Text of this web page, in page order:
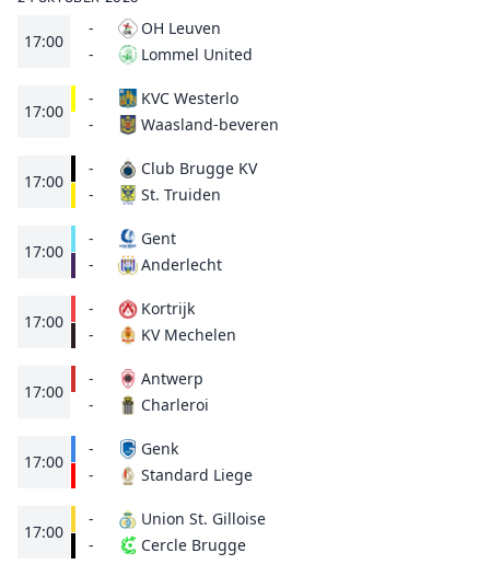
17:00
-
-
OH Leuven
Lommel United
17:00
-
-
KVC Westerlo
Waasland-beveren
17:00
-
-
Club Brugge KV
St. Truiden
17:00
-
-
Gent
Anderlecht
17:00
-
-
Kortrijk
KV Mechelen
17:00
-
-
Antwerp
Charleroi
17:00
-
-
Genk
Standard Liege
17:00
-
-
Union St. Gilloise
Cercle Brugge